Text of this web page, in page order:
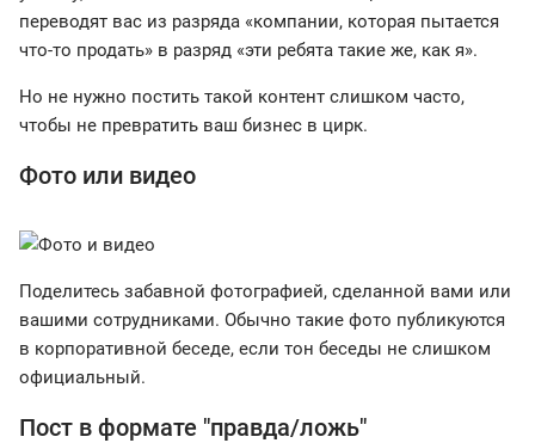
переводят вас из разряда «компании, которая пытается
что-то продать» в разряд «эти ребята такие же, как я».
Но не нужно постить такой контент слишком часто,
чтобы не превратить ваш бизнес в цирк.
Фото или видео
Поделитесь забавной фотографией, сделанной вами или
вашими сотрудниками. Обычно такие фото публикуются
в корпоративной беседе, если тон беседы не слишком
официальный.
Пост в формате "правда/ложь"